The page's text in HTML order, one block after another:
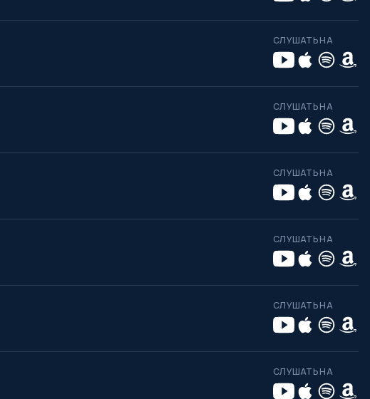
СЛУШАТЬ НА
СЛУШАТЬ НА
СЛУШАТЬ НА
СЛУШАТЬ НА
СЛУШАТЬ НА
СЛУШАТЬ НА